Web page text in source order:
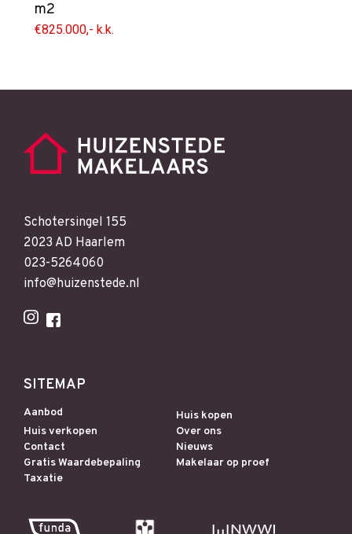
m2
€825.000,- k.k.
Schotersingel 155
2023 AD Haarlem
023-5264060
info@huizenstede.nl
SITEMAP
Aanbod
Huis kopen
Huis verkopen
Over ons
Contact
Nieuws
Gratis Waardebepaling
Makelaar op proef
Taxatie